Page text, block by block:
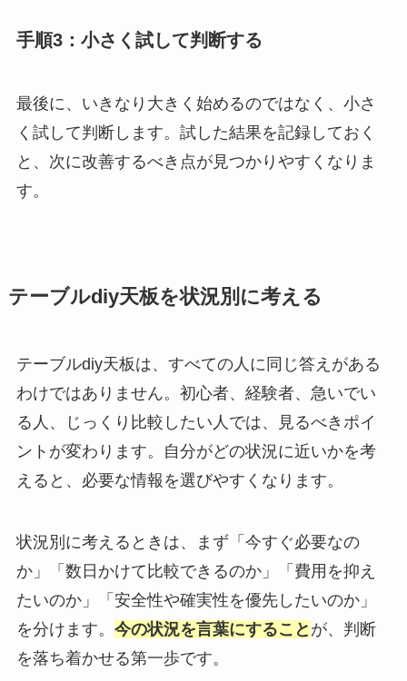
手順3：小さく試して判断する
最後に、いきなり大きく始めるのではなく、小さ
く試して判断します。試した結果を記録しておく
と、次に改善するべき点が見つかりやすくなりま
す。
テーブルdiy天板を状況別に考える
テーブルdiy天板は、すべての人に同じ答えがある
わけではありません。初心者、経験者、急いでい
る人、じっくり比較したい人では、見るべきポイ
ントが変わります。自分がどの状況に近いかを考
えると、必要な情報を選びやすくなります。
状況別に考えるときは、まず「今すぐ必要なの
か」「数日かけて比較できるのか」「費用を抑え
たいのか」「安全性や確実性を優先したいのか」
を分けます。 今の状況を言葉にすること が、判断
を落ち着かせる第一歩です。